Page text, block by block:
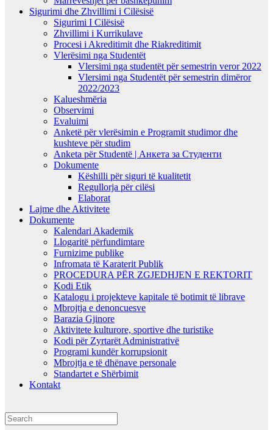
Sigurimi dhe Zhvillimi i Cilësisë
Sigurimi I Cilësisë
Zhvillimi i Kurrikulave
Procesi i Akreditimit dhe Riakreditimit
Vlerësimi nga Studentët
Vlersimi nga studentët për semestrin veror 2022
Vlersimi nga Studentët për semestrin dimëror
2022/2023
Kalueshmëria
Observimi
Evaluimi
Anketë për vlerësimin e Programit studimor dhe
kushteve për studim
Anketa për Studentë | Анкета за Студенти
Dokumente
Këshilli për siguri të kualitetit
Regullorja për cilësi
Elaborat
Lajme dhe Aktivitete
Dokumente
Kalendari Akademik
Llogaritë përfundimtare
Furnizime publike
Infromata të Karaterit Publik
PROCEDURA PËR ZGJEDHJEN E REKTORIT
Kodi Etik
Katalogu i projekteve kapitale të botimit të librave
Mbrojtja e denoncuesve
Barazia Gjinore
Aktivitete kulturore, sportive dhe turistike
Kodi për Zyrtarët Administrativë
Programi kundër korrupsionit
Mbrojtja e të dhënave personale
Standartet e Shërbimit
Kontakt